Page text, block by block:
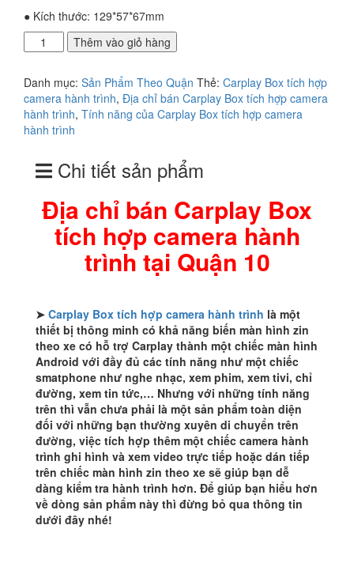
● Kích thước: 129*57*67mm
chỉ
Carplay
Box
tích
hợp
hành
trình
Quận
Thêm vào giỏ hàng
Danh mục: Sản Phẩm Theo Quận Thẻ: Carplay Box tích hợp
camera hành trình, Địa chỉ bán Carplay Box tích hợp camera
hành trình, Tính năng của Carplay Box tích hợp camera
hành trình
Chi tiết sản phẩm
Địa chỉ bán Carplay Box
tích hợp camera hành
trình tại Quận 10
➤ Carplay Box tích hợp camera hành trình là một
thiết bị thông minh có khả năng biến màn hình zin
theo xe có hỗ trợ Carplay thành một chiếc màn hình
Android với đầy đủ các tính năng như một chiếc
smatphone như nghe nhạc, xem phim, xem tivi, chỉ
đường, xem tin tức,… Nhưng với những tính năng
trên thì vẫn chưa phải là một sản phẩm toàn diện
đối với những bạn thường xuyên di chuyển trên
đường, việc tích hợp thêm một chiếc camera hành
trình ghi hình và xem video trực tiếp hoặc dán tiếp
trên chiếc màn hình zin theo xe sẽ giúp bạn dễ
dàng kiểm tra hành trình hơn. Để giúp bạn hiểu hơn
về dòng sản phẩm này thì đừng bỏ qua thông tin
dưới đây nhé!